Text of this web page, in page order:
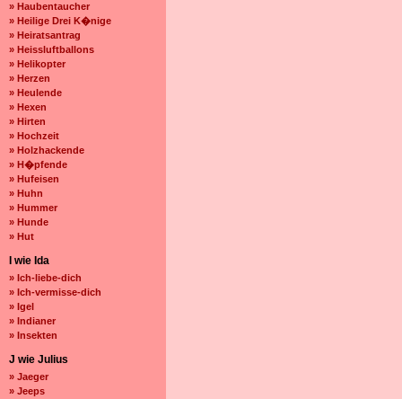
» Haubentaucher
» Heilige Drei K�nige
» Heiratsantrag
» Heissluftballons
» Helikopter
» Herzen
» Heulende
» Hexen
» Hirten
» Hochzeit
» Holzhackende
» H�pfende
» Hufeisen
» Huhn
» Hummer
» Hunde
» Hut
I wie Ida
» Ich-liebe-dich
» Ich-vermisse-dich
» Igel
» Indianer
» Insekten
J wie Julius
» Jaeger
» Jeeps